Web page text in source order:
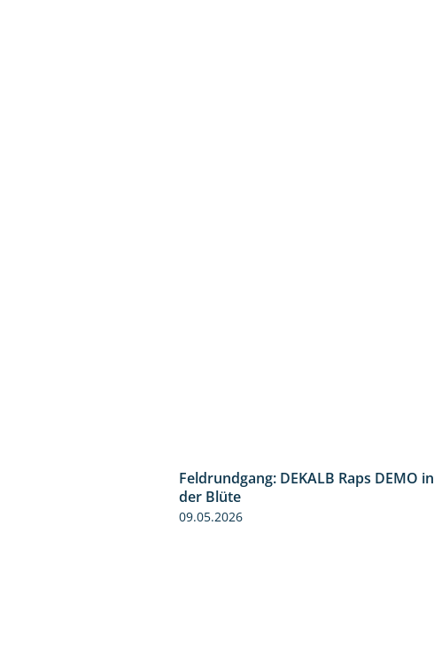
Feldrundgang: DEKALB Raps DEMO in
der Blüte
09.05.2026